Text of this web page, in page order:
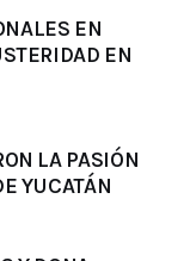
EN
EN
LA PASIÓN
YUCATÁN